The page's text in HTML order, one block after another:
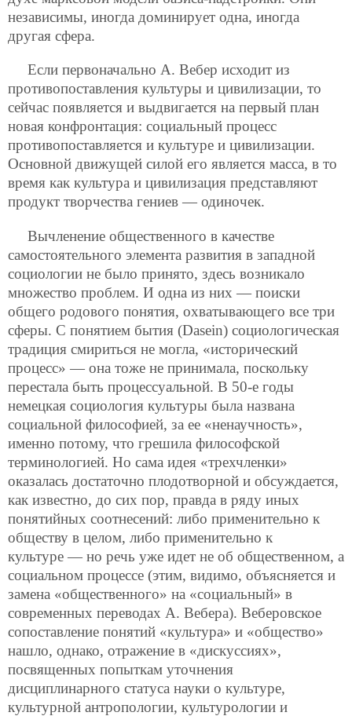
независимы, иногда доминирует одна, иногда
другая сфера.
Если первоначально А. Вебер исходит из
противопоставления культуры и цивилизации, то
сейчас появляется и выдвигается на первый план
новая конфронтация: социальный процесс
противопоставляется и культуре и цивилизации.
Основной движущей силой его является масса, в то
время как культура и цивилизация представляют
продукт творчества гениев — одиночек.
Вычленение общественного в качестве
самостоятельного элемента развития в западной
социологии не было принято, здесь возникало
множество проблем. И одна из них — поиски
общего родового понятия, охватывающего все три
сферы. С понятием бытия (Dasein) социологическая
традиция смириться не могла, «исторический
процесс» — она тоже не принимала, поскольку
перестала быть процессуальной. В 50-е годы
немецкая социология культуры была названа
социальной философией, за ее «ненаучность»,
именно потому, что грешила философской
терминологией. Но сама идея «трехчленки»
оказалась достаточно плодотворной и обсуждается,
как известно, до сих пор, правда в ряду иных
понятийных соотнесений: либо применительно к
обществу в целом, либо применительно к
культуре — но речь уже идет не об общественном, а
социальном процессе (этим, видимо, объясняется и
замена «общественного» на «социальный» в
современных переводах А. Вебера). Веберовское
сопоставление понятий «культура» и «общество»
нашло, однако, отражение в «дискуссиях»,
посвященных попыткам уточнения
дисциплинарного статуса науки о культуре,
культурной антропологии, культурологии и